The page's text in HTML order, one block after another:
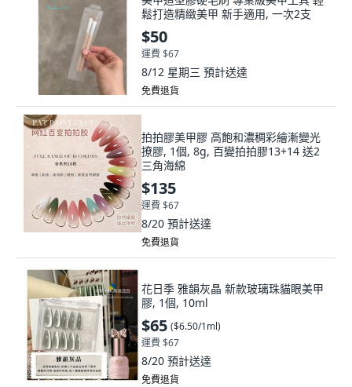
鬆打造精緻美甲 新手適用, 一次2支
$50
運費 $67
8/12 星期三 預計送達
免費退貨
拍拍膠美甲膠 高飽和濃稠彩繪漸變光
撩膠, 1個, 8g, 百變拍拍膠13+14 送2
三角海綿
$135
運費 $67
8/20 預計送達
免費退貨
花日季 雅韻灰晶 新款玻璃珠貓眼美甲
膠, 1個, 10ml
$65 ($6.50/1ml)
運費 $67
8/20 預計送達
免費退貨